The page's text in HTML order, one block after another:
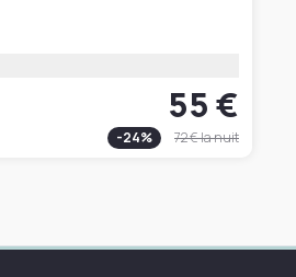
55 €
-24% 72 €la nuit